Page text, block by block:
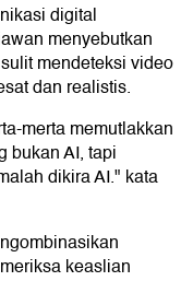
digital
menyebutkan
mendeteksi video
dan realistis.
merta memutlakkan
bukan AI, tapi
dikira AI." kata
keaslian